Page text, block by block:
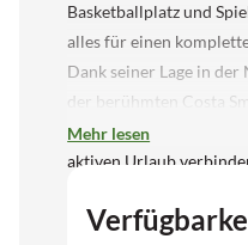
Basketballplatz und
alles für einen
Dank seiner Lage in der
der berühmten Costa
Strände, Inseln und
aktiven Urlaub
4-Personen-
Meerblick
Mehr lesen